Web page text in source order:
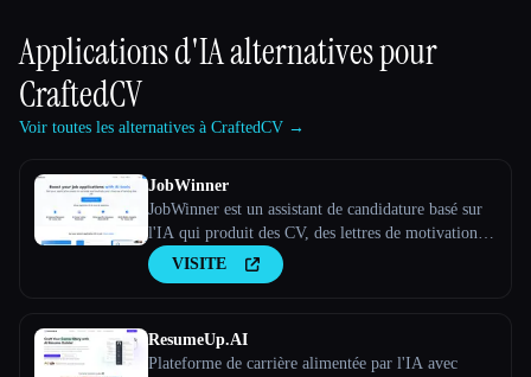
Applications d'IA alternatives pour
CraftedCV
Voir toutes les alternatives à CraftedCV →
JobWinner
JobWinner est un assistant de candidature basé sur
l'IA qui produit des CV, des lettres de motivation et
des documents de préparation aux entretiens sur
mesure.
VISITE
ResumeUp.AI
Plateforme de carrière alimentée par l'IA avec